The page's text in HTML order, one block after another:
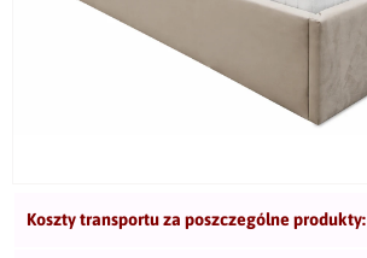
Koszty transportu za poszczególne produkty: